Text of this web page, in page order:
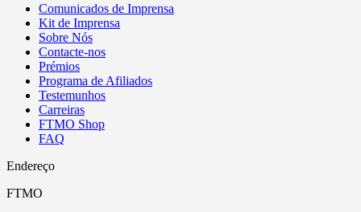
Comunicados de Imprensa
Kit de Imprensa
Sobre Nós
Contacte-nos
Prémios
Programa de Afiliados
Testemunhos
Carreiras
FTMO Shop
FAQ
Endereço
FTMO